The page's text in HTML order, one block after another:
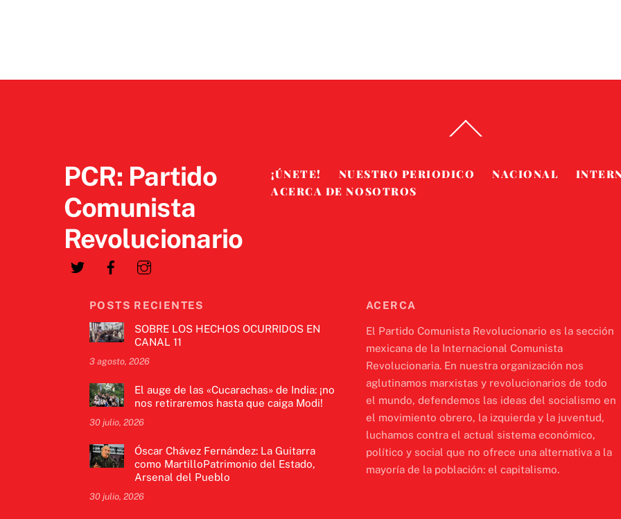
To
PCR: Partido
Comunista
Revolucionario
¡ÚNETE! NUESTRO PERIODICO NACIONAL
ACERCA DE NOSOTROS
POSTS RECIENTES
SOBRE LOS HECHOS OCURRIDOS EN
CANAL 11
3 agosto, 2026
El auge de las «Cucarachas» de India: ¡no
nos retiraremos hasta que caiga Modi!
30 julio, 2026
Óscar Chávez Fernández: La Guitarra
como MartilloPatrimonio del Estado,
Arsenal del Pueblo
30 julio, 2026
ACERCA
El Partido Comunista Revolucionario es la sección
mexicana de la Internacional Comunista
Revolucionaria. En nuestra organización nos
aglutinamos marxistas y revolucionarios de todo
el mundo, defendemos las ideas del socialismo en
el movimiento obrero, la izquierda y la juventud,
luchamos contra el actual sistema económico,
político y social que no ofrece una alternativa a la
mayoría de la población: el capitalismo.